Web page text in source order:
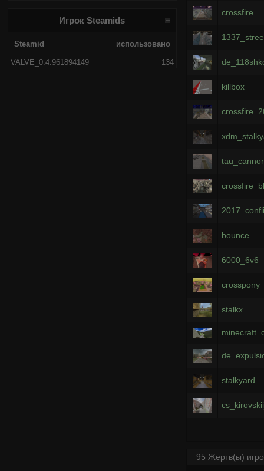
Игрок Steamids
Steamid использовано
VALVE_0:4:961894149 134
crossfire
killbox
bounce
6000_6v6
crosspony
stalkx
stalkyard
95 Жертв(ы)